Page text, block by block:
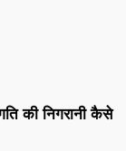
की निगरानी कैसे